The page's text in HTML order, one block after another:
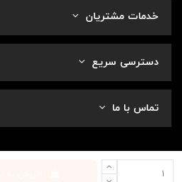
خدمات مشتریان
دسترسی سریع
تماس با ما